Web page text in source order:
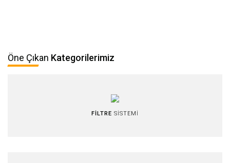
Öne Çıkan Kategorilerimiz
FİLTRE SİSTEMİ